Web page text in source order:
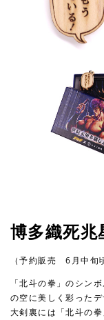
博多織死兆
（予約販売 6月中旬
「北斗の拳」のシン
の空に美しく彩ったデ
大剣裏には「北斗の